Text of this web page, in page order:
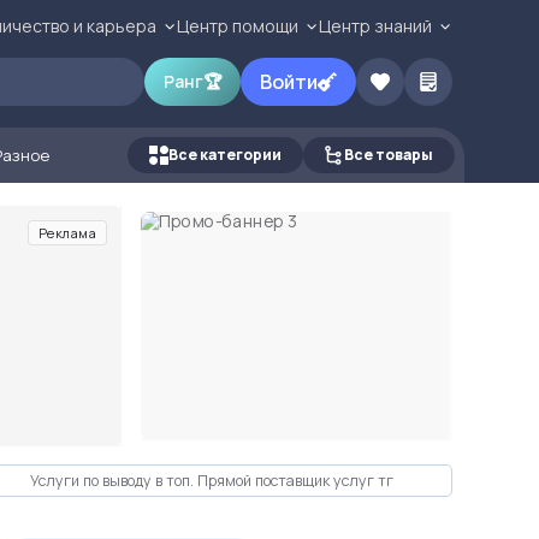
и карьера Центр помощи Центр знаний
Ранг🏆 Войти
Все категории Все товары
Реклама
Услуги по выводу в топ. Прямой поставщик услуг тг